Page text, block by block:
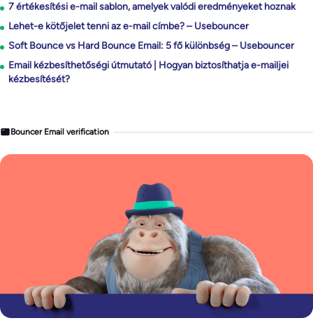
7 értékesítési e-mail sablon, amelyek valódi eredményeket hoznak
Lehet-e kötőjelet tenni az e-mail címbe? – Usebouncer
Soft Bounce vs Hard Bounce Email: 5 fő különbség – Usebouncer
Email kézbesíthetőségi útmutató | Hogyan biztosíthatja e-mailjei
kézbesítését?
Bouncer Email verification